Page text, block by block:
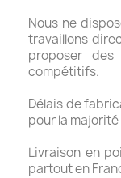
Nous ne
travaillons
proposer
compétitifs.
Délais de
pour la
Livraison en
partout en